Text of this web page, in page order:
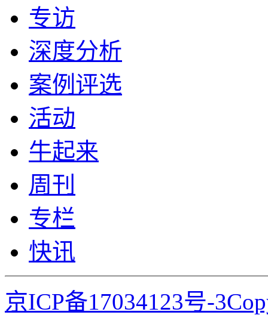
专访
深度分析
案例评选
活动
牛起来
周刊
专栏
快讯
京ICP备17034123号-